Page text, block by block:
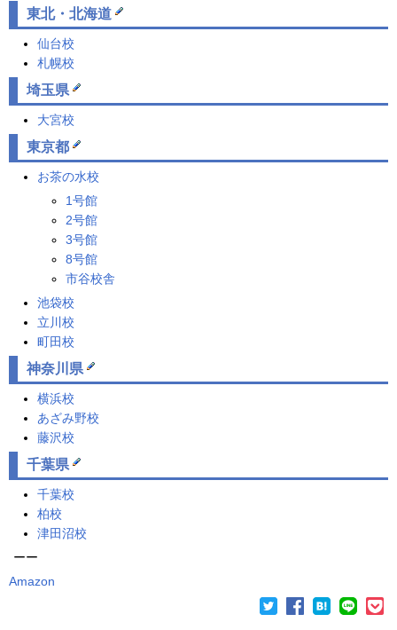
東北・北海道
仙台校
札幌校
埼玉県
大宮校
東京都
お茶の水校
1号館
2号館
3号館
8号館
市谷校舎
池袋校
立川校
町田校
神奈川県
横浜校
あざみ野校
藤沢校
千葉県
千葉校
柏校
津田沼校
ーー
Amazon